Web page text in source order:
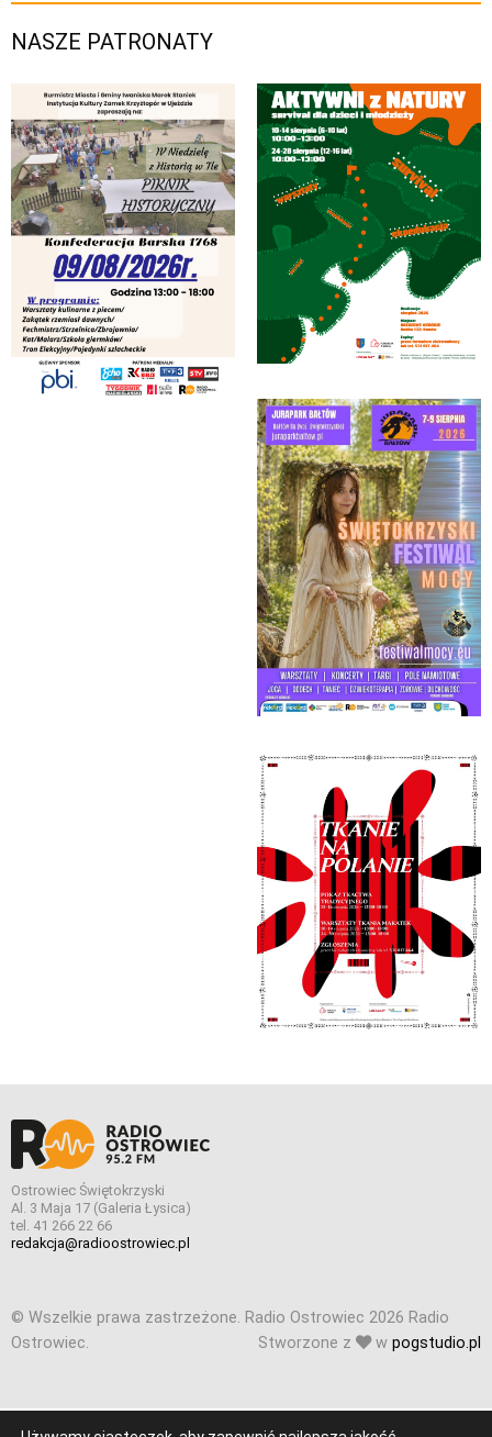
NASZE PATRONATY
Ostrowiec Świętokrzyski
Al. 3 Maja 17 (Galeria Łysica)
tel. 41 266 22 66
redakcja@radioostrowiec.pl
© Wszelkie prawa zastrzeżone. Radio Ostrowiec 2026 Radio
Ostrowiec.
Stworzone z w pogstudio.pl